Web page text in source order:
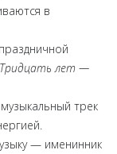
в
лет —
трек
— именинник